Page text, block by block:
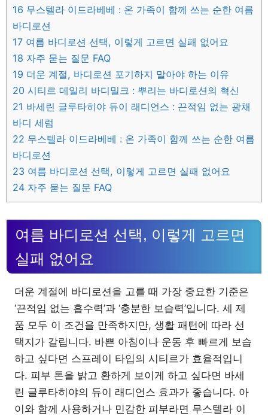
16 무스텔라 이드라베베 : 온 가족이 함께 쓰는 순한 여름
바디로션
17 여름 바디로션 선택, 이렇게 고르면 실패 없어요
18 자주 묻는 질문 FAQ
19 더운 계절, 바디로션 포기하지 말아야 하는 이유
20 시티르 데일리 바디밀크 : 뿌리는 바디로션의 혁신
21 바세린 글루타히야 듀이 래디언스 : 끈적임 없는 광채
바디 세럼
22 무스텔라 이드라베베 : 온 가족이 함께 쓰는 순한 여름
바디로션
23 여름 바디로션 선택, 이렇게 고르면 실패 없어요
24 자주 묻는 질문 FAQ
여름 바디로션 선택, 이렇게 고르면
실패 없어요
더운 계절에 바디로션을 고를 때 가장 중요한 기준은
‘끈적임 없는 흡수력’과 ‘충분한 보습력’입니다. 세 제
품 모두 이 조건을 만족하지만, 생활 패턴에 따라 선
택지가 갈립니다. 바쁜 아침이나 운동 후 빠르게 보습
하고 싶다면 스프레이 타입의 시티르가 효율적입니
다. 피부 톤을 밝고 환하게 보이게 하고 싶다면 바세
린 글루타히야의 듀이 래디언스 효과가 좋습니다. 아
이와 함께 사용하거나 민감한 피부라면 무스텔라 이